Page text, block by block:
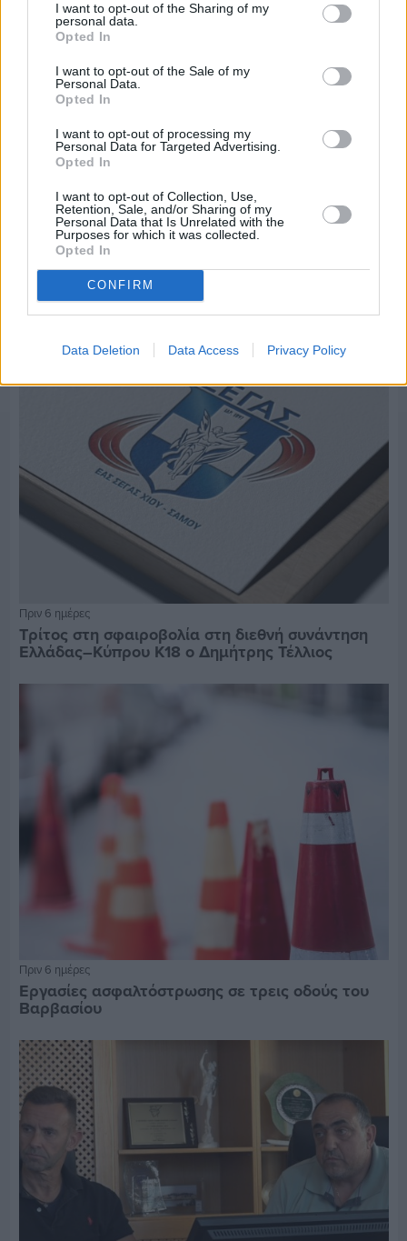
I want to opt-out of the Sharing of my
personal data.
Opted In
I want to opt-out of the Sale of my
Personal Data.
Opted In
I want to opt-out of processing my
Personal Data for Targeted Advertising.
Opted In
I want to opt-out of Collection, Use,
Retention, Sale, and/or Sharing of my
Personal Data that Is Unrelated with the
Purposes for which it was collected.
Opted In
CONFIRM
Data Deletion Data Access Privacy Policy
Πριν 6 ημέρες
Μία μικρή αλλά αναγκαία ανάπαυλα για την
ομάδα του «Πολίτη»
Πριν 6 ημέρες
Τρίτος στη σφαιροβολία στη διεθνή συνάντηση
Ελλάδας–Κύπρου Κ18 ο Δημήτρης Τέλλιος
Πριν 6 ημέρες
Εργασίες ασφαλτόστρωσης σε τρεις οδούς του
Βαρβασίου